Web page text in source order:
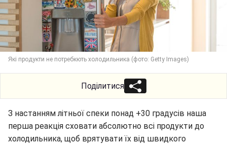
Які продукти не потребкють холодильника (фото: Getty Images)
Поділитися
З настанням літньої спеки понад +30 градусів наша
перша реакція сховати абсолютно всі продукти до
холодильника, щоб врятувати їх від швидкого